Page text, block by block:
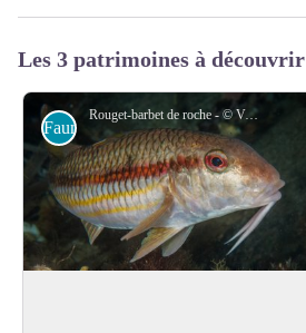
Les 3 patrimoines à découvrir
Rouget-barbet de roche - © Vincent BARDINAL
Faune sous-marine